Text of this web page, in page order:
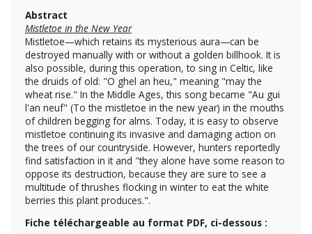
Abstract
Mistletoe in the New Year
Mistletoe—which retains its mysterious aura—can be
destroyed manually with or without a golden billhook. It is
also possible, during this operation, to sing in Celtic, like
the druids of old: "O ghel an heu," meaning "may the
wheat rise." In the Middle Ages, this song became "Au gui
l'an neuf" (To the mistletoe in the new year) in the mouths
of children begging for alms. Today, it is easy to observe
mistletoe continuing its invasive and damaging action on
the trees of our countryside. However, hunters reportedly
find satisfaction in it and "they alone have some reason to
oppose its destruction, because they are sure to see a
multitude of thrushes flocking in winter to eat the white
berries this plant produces.".
Fiche téléchargeable au format PDF, ci-dessous :